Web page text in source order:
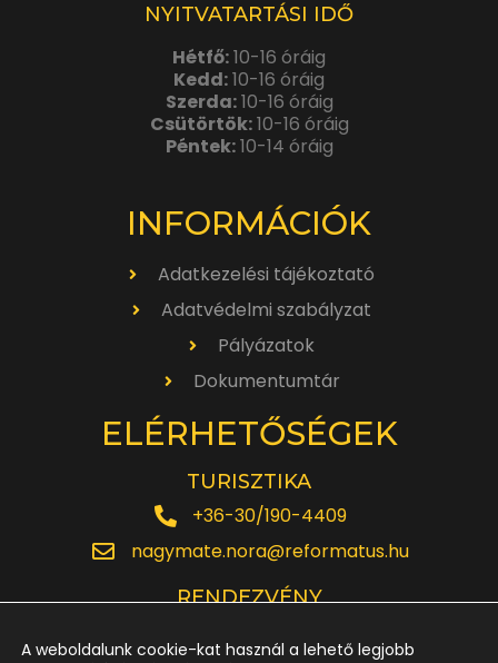
NYITVATARTÁSI IDŐ
Hétfő:10-16 óráig
Kedd:10-16 óráig
Szerda:10-16 óráig
Csütörtök:10-16 óráig
Péntek:10-14 óráig
INFORMÁCIÓK
Adatkezelési tájékoztató
Adatvédelmi szabályzat
Pályázatok
Dokumentumtár
ELÉRHETŐSÉGEK
TURISZTIKA
+36-30/190-4409
nagymate.nora@reformatus.hu
RENDEZVÉNY
A weboldalunk cookie-kat használ a lehető legjobb